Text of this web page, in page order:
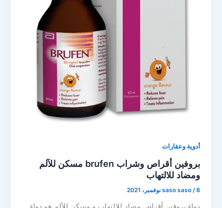
أدوية وعقارات
بروفين أقراص وشراب brufen مسكن للآلم
ومضاد للالتهاب
saso saso /8 نوفمبر، 2021